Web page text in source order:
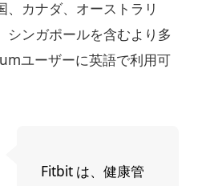
カナダ、オーストラリ
シンガポールを含むより多
ユーザーに英語で利用可
Fitbit は、健康管